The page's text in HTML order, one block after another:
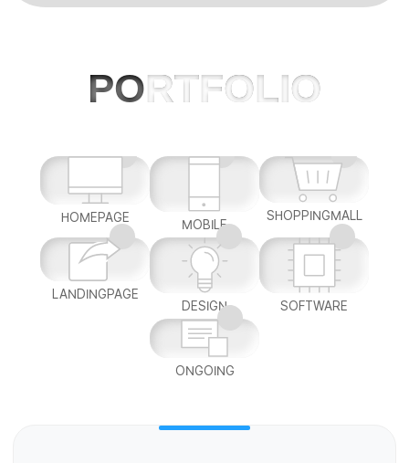
PORTFOLIO
HOMEPAGE MOBILE
SHOPPINGMALL
LANDINGPAGE
DESIGN
SOFTWARE
ONGOING